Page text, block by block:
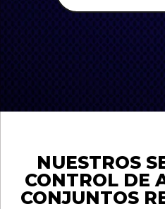
NUESTROS
CONTROL DE
CONJUNTOS